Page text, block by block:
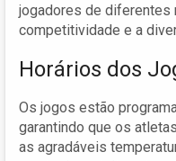
jogadores de diferentes
competitividade e a
Horários dos
Os jogos estão
garantindo que os
as agradáveis